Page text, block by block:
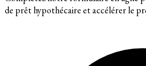
de prêt hypothécaire et accélérer le